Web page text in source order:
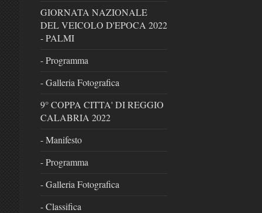
GIORNATA NAZIONALE
DEL VEICOLO D'EPOCA 2022
- PALMI
- Programma
- Galleria Fotografica
9° COPPA CITTA' DI REGGIO
CALABRIA 2022
- Manifesto
- Programma
- Galleria Fotografica
- Classifica